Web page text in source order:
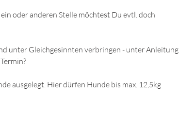
oder anderen Stelle möchtest Du evtl. doch
unter Gleichgesinnten verbringen - unter Anleitung
ausgelegt. Hier dürfen Hunde bis max. 12,5kg